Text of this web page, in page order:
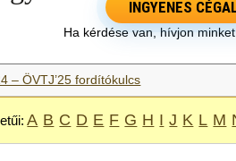
INGYENES
Ha kérdése van, hívjon
– ÖVTJ’25 fordítókulcs
A B C D E F G H I J K L M